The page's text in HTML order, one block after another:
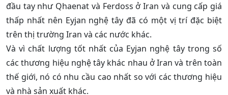
đầu tay như Qhaenat và Ferdoss ở Iran và cung cấp giá
thấp nhất nên Eyjan nghệ tây đã có một vị trí đặc biệt
trên thị trường Iran và các nước khác.
Và vì chất lượng tốt nhất của Eyjan nghệ tây trong số
các thương hiệu nghệ tây khác nhau ở Iran và trên toàn
thế giới, nó có nhu cầu cao nhất so với các thương hiệu
và nhà sản xuất khác.